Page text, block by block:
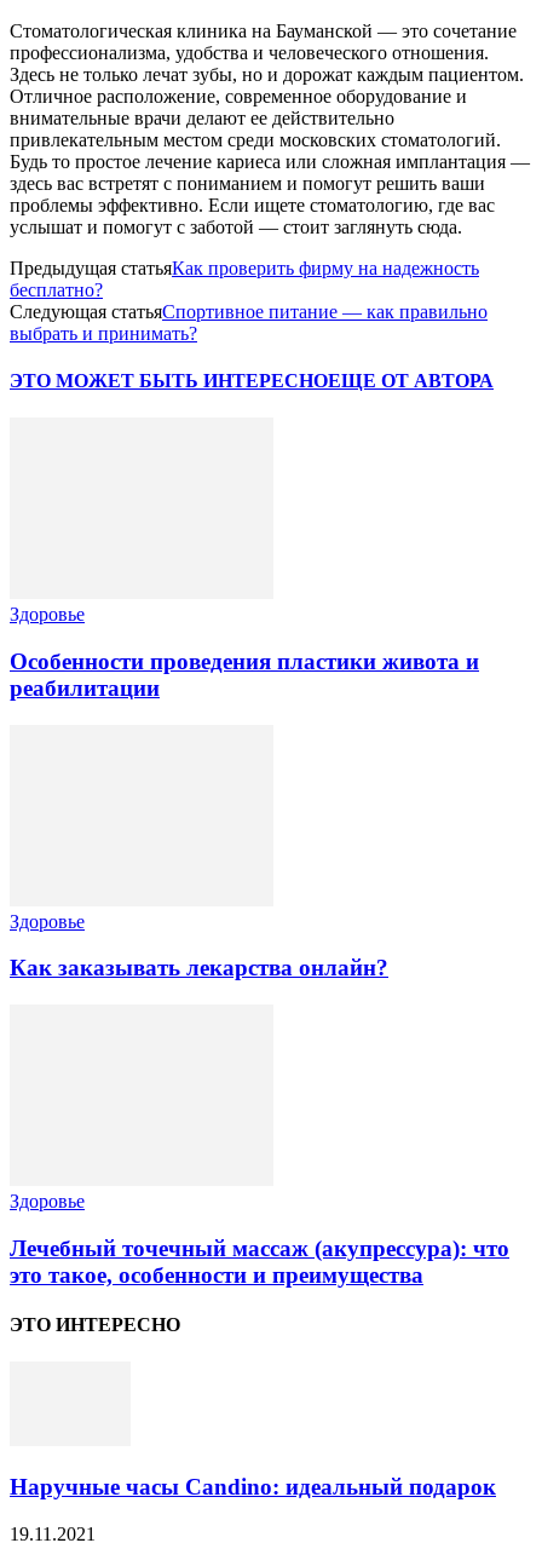
Стоматологическая клиника на Бауманской — это сочетание
профессионализма, удобства и человеческого отношения.
Здесь не только лечат зубы, но и дорожат каждым пациентом.
Отличное расположение, современное оборудование и
внимательные врачи делают ее действительно
привлекательным местом среди московских стоматологий.
Будь то простое лечение кариеса или сложная имплантация —
здесь вас встретят с пониманием и помогут решить ваши
проблемы эффективно. Если ищете стоматологию, где вас
услышат и помогут с заботой — стоит заглянуть сюда.
Предыдущая статьяКак проверить фирму на надежность
бесплатно?
Следующая статьяСпортивное питание — как правильно
выбрать и принимать?
ЭТО МОЖЕТ БЫТЬ ИНТЕРЕСНОЕЩЕ ОТ АВТОРА
Здоровье
Особенности проведения пластики живота и
реабилитации
Здоровье
Как заказывать лекарства онлайн?
Здоровье
Лечебный точечный массаж (акупрессура): что
это такое, особенности и преимущества
ЭТО ИНТЕРЕСНО
Наручные часы Candino: идеальный подарок
19.11.2021